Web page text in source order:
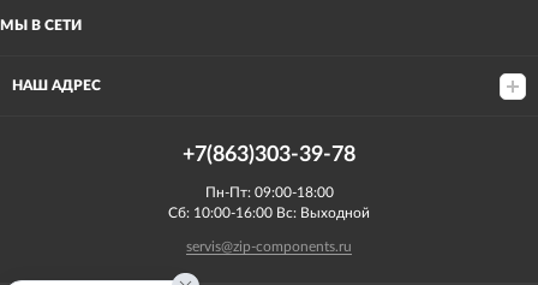
МЫ В СЕТИ
НАШ АДРЕС
+7(863)303-39-78
Пн-Пт: 09:00-18:00
Сб: 10:00-16:00 Вс: Выходной
servis@zip-components.ru